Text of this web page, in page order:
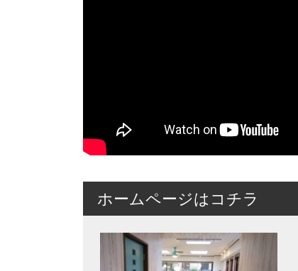
ホームページはコチラ